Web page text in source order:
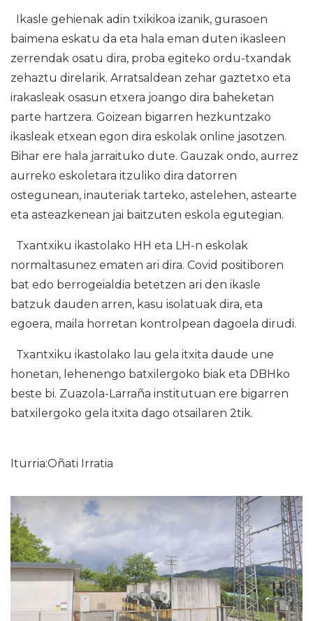
Ikasle gehienak adin txikikoa izanik, gurasoen
baimena eskatu da eta hala eman duten ikasleen
zerrendak osatu dira, proba egiteko ordu-txandak
zehaztu direlarik. Arratsaldean zehar gaztetxo eta
irakasleak osasun etxera joango dira baheketan
parte hartzera. Goizean bigarren hezkuntzako
ikasleak etxean egon dira eskolak online jasotzen.
Bihar ere hala jarraituko dute. Gauzak ondo, aurrez
aurreko eskoletara itzuliko dira datorren
ostegunean, inauteriak tarteko, astelehen, astearte
eta asteazkenean jai baitzuten eskola egutegian.
Txantxiku ikastolako HH eta LH-n eskolak
normaltasunez ematen ari dira. Covid positiboren
bat edo berrogeialdia betetzen ari den ikasle
batzuk dauden arren, kasu isolatuak dira, eta
egoera, maila horretan kontrolpean dagoela dirudi.
Txantxiku ikastolako lau gela itxita daude une
honetan, lehenengo batxilergoko biak eta DBHko
beste bi. Zuazola-Larraña institutuan ere bigarren
batxilergoko gela itxita dago otsailaren 2tik.
Iturria:Oñati Irratia